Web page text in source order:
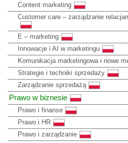
Content marketing
Customer care – zarządzanie
E – marketing
Innowacje i AI w marketingu
Komunikacja marketingowa i nowe
Strategie i techniki sprzedaży
Zarządzanie sprzedażą
Prawo w biznesie
Prawo i finanse
Prawo i HR
Prawo i zarządzanie